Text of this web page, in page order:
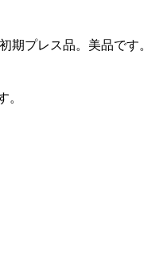
期プレス品。美品です。
。